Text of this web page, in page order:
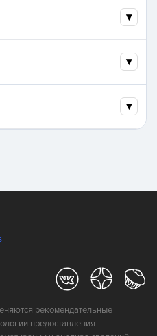
рекомендательные
предоставления